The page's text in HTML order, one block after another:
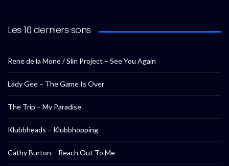
Les 10 derniers sons
Rene de la Mone / Slin Project – See You Again
Lady Gee – The Game Is Over
The Trip – My Paradise
Klubbheads – Klubbhopping
Cathy Burton – Reach Out To Me